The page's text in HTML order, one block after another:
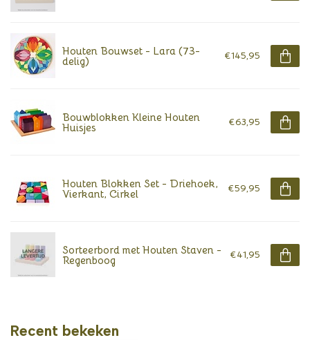
Houten Bouwset - Lara (73-
delig) €145,95
Bouwblokken Kleine Houten
Huisjes €63,95
Houten Blokken Set - Driehoek,
Vierkant, Cirkel €59,95
Sorteerbord met Houten Staven -
Regenboog €41,95
Recent bekeken